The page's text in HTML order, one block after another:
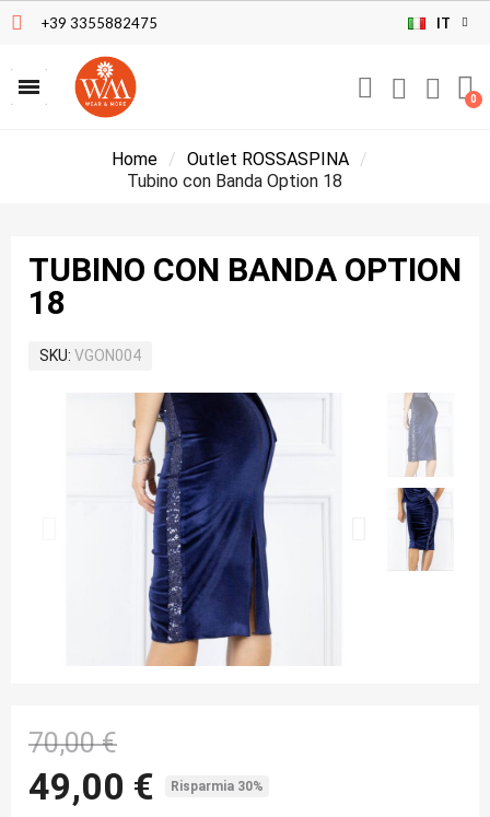
+39 3355882475 IT
Home
Outlet ROSSASPINA
Tubino con Banda Option 18
TUBINO CON BANDA OPTION
18
SKU VGON004
70,00 €
49,00 € Risparmia 30%